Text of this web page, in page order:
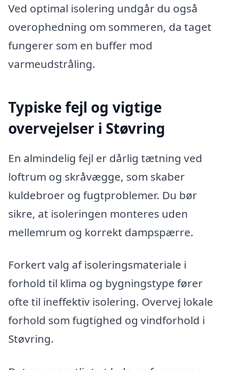
Ved optimal isolering undgår du også
overophedning om sommeren, da taget
fungerer som en buffer mod
varmeudstråling.
Typiske fejl og vigtige
overvejelser i Støvring
En almindelig fejl er dårlig tætning ved
loftrum og skråvægge, som skaber
kuldebroer og fugtproblemer. Du bør
sikre, at isoleringen monteres uden
mellemrum og korrekt dampspærre.
Forkert valg af isoleringsmateriale i
forhold til klima og bygningstype fører
ofte til ineffektiv isolering. Overvej lokale
forhold som fugtighed og vindforhold i
Støvring.